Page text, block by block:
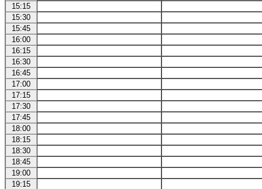
15:15
15:30
15:45
16:00
16:15
16:30
16:45
17:00
17:15
17:30
17:45
18:00
18:15
18:30
18:45
19:00
19:15